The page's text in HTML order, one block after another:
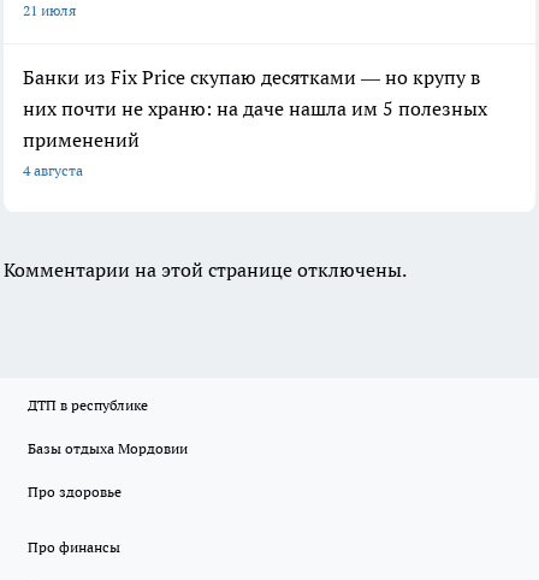
21 июля
Банки из Fix Price скупаю десятками — но крупу в
них почти не храню: на даче нашла им 5 полезных
применений
4 августа
Комментарии на этой странице отключены.
ДТП в республике
Базы отдыха Мордовии
Про здоровье
Про финансы